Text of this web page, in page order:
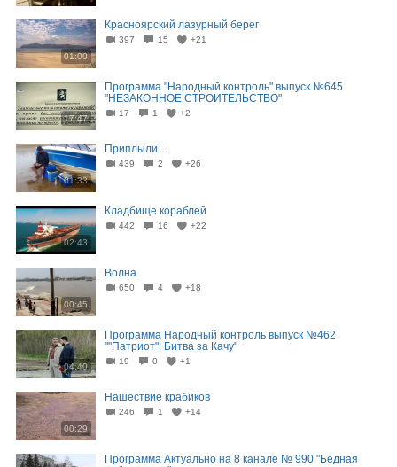
01:00
Красноярский лазурный берег
397 15 +21
17:47
Программа "Народный контроль" выпуск №645
"НЕЗАКОННОЕ СТРОИТЕЛЬСТВО"
17 1 +2
01:33
Приплыли...
439 2 +26
02:43
Кладбище кораблей
442 16 +22
00:45
Волна
650 4 +18
04:40
Программа Народный контроль выпуск №462
""Патриот": Битва за Качу"
19 0 +1
00:29
Нашествие крабиков
246 1 +14
Программа Актуально на 8 канале № 990 "Бедная